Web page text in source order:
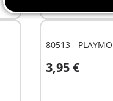
80513 -
3,95 €
In den